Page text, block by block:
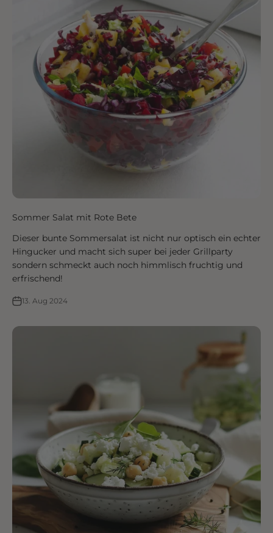
Sommer Salat mit Rote Bete
Dieser bunte Sommersalat ist nicht nur optisch ein echter
Hingucker und macht sich super bei jeder Grillparty
sondern schmeckt auch noch himmlisch fruchtig und
erfrischend!
13. Aug 2024